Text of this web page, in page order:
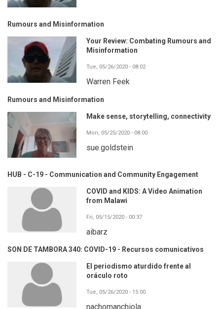
Rumours and Misinformation
Your Review: Combating Rumours and
Misinformation
Tue, 05/26/2020 - 08:02
Warren Feek
Rumours and Misinformation
Make sense, storytelling, connectivity
Mon, 05/25/2020 - 08:00
sue.goldstein
HUB - C-19 - Communication and Community Engagement
COVID and KIDS: A Video Animation
from Malawi
Fri, 05/15/2020 - 00:37
aibarz
SON DE TAMBORA 340: COVID-19 - Recursos comunicativos
El periodismo aturdido frente al
oráculo roto
Tue, 05/26/2020 - 15:00
nachomanchiola